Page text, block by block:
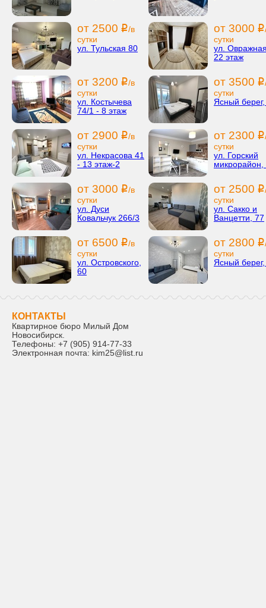
от 2500 i/в
сутки
ул. Тульская 80
от 3000 i
сутки
ул.
22 этаж
от 3200 i/в
сутки
ул. Костычева
74/1 - 8 этаж
от 3500 i
сутки
Ясный
от 2900 i/в
сутки
ул. Некрасова 41
- 13 этаж-2
от 2300 i
сутки
ул. Горский
микрорайон,
от 3000 i/в
сутки
ул. Дуси
Ковальчук 266/3
от 2500 i
сутки
ул. Сакко и
Ванцетти, 77
от 6500 i/в
сутки
ул. Островского,
60
от 2800 i
сутки
Ясный
КОНТАКТЫ
Квартирное бюро Милый Дом
Новосибирск.
Телефоны: +7 (905) 914-77-33
Электронная почта: kim25@list.ru